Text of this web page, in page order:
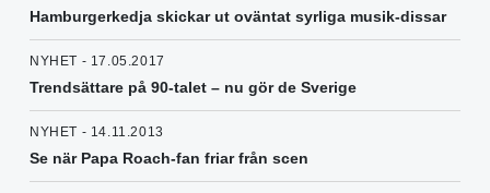
Hamburgerkedja skickar ut oväntat syrliga musik-dissar
NYHET - 17.05.2017
Trendsättare på 90-talet – nu gör de Sverige
NYHET - 14.11.2013
Se när Papa Roach-fan friar från scen